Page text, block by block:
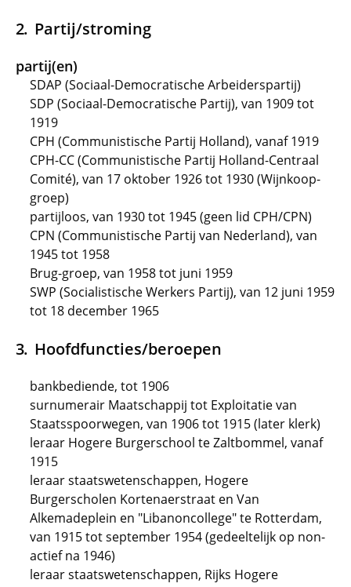
Partij/stroming
partij(en)
SDAP (Sociaal-Democratische Arbeiderspartij)
SDP (Sociaal-Democratische Partij), van 1909 tot
1919
CPH (Communistische Partij Holland), vanaf 1919
CPH-CC (Communistische Partij Holland-Centraal
Comité), van 17 oktober 1926 tot 1930 (Wijnkoop-
groep)
partijloos, van 1930 tot 1945 (geen lid CPH/CPN)
CPN (Communistische Partij van Nederland), van
1945 tot 1958
Brug-groep, van 1958 tot juni 1959
SWP (Socialistische Werkers Partij), van 12 juni 1959
tot 18 december 1965
Hoofdfuncties/beroepen
bankbediende, tot 1906
surnumerair Maatschappij tot Exploitatie van
Staatsspoorwegen, van 1906 tot 1915 (later klerk)
leraar Hogere Burgerschool te Zaltbommel, vanaf
1915
leraar staatswetenschappen, Hogere
Burgerscholen Kortenaerstraat en Van
Alkemadeplein en "Libanoncollege" te Rotterdam,
van 1915 tot september 1954 (gedeeltelijk op non-
actief na 1946)
leraar staatswetenschappen, Rijks Hogere